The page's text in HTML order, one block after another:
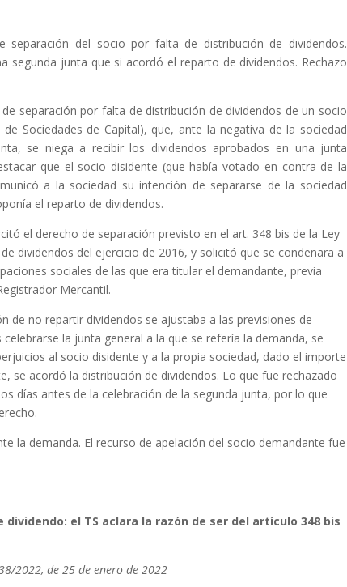
separación del socio por falta de distribución de dividendos.
segunda junta que si acordó el reparto de dividendos. Rechazo
separación por falta de distribución de dividendos de un socio
Sociedades de Capital), que, ante la negativa de la sociedad
se niega a recibir los dividendos aprobados en una junta
que el socio disidente (que había votado en contra de la
a la sociedad su intención de separarse de la sociedad
el reparto de dividendos.
el derecho de separación previsto en el art. 348 bis de la Ley
dividendos del ejercicio de 2016, y solicitó que se condenara a
sociales de las que era titular el demandante, previa
Mercantil.
de no repartir dividendos se ajustaba a las previsiones de
la junta general a la que se refería la demanda, se
al socio disidente y a la propia sociedad, dado el importe
se acordó la distribución de dividendos. Lo que fue rechazado
días antes de la celebración de la segunda junta, por lo que
la demanda. El recurso de apelación del socio demandante fue
el TS aclara la razón de ser del artículo 348 bis
2022, de 25 de enero de 2022